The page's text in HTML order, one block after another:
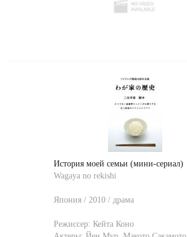
История моей семьи (мини-сериал)
Wagaya no rekishi
Япония / 2010 / драма
Режиссер: Кейта Коно